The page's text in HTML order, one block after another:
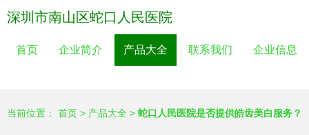
深圳市南山区蛇口人民医院
首页 企业简介 产品大全 联系我们 企业信息
当前位置： 首页 > 产品大全 > 蛇口人民医院是否提供皓齿美白服务？